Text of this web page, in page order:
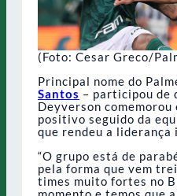
(Foto: Cesar Greco/
Principal nome do
Santos – participou de
Deyverson
positivo seguido da
que rendeu a liderança
“O grupo está de
pela forma que vem
times muito fortes no